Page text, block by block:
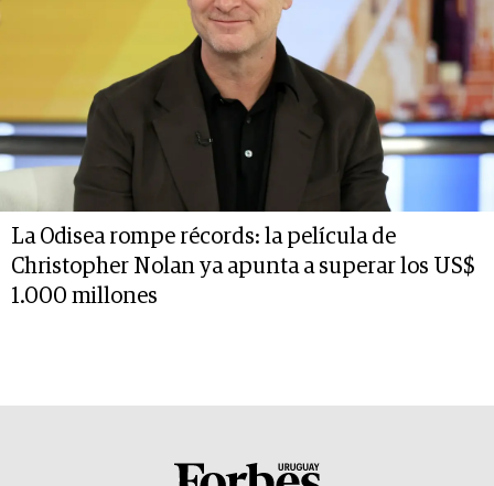
La Odisea rompe récords: la película de
Christopher Nolan ya apunta a superar los US$
1.000 millones